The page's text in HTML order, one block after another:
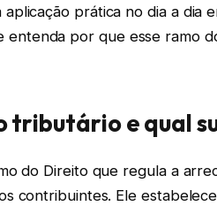
prática no dia a dia
entenda por que esse ramo
tributário e qual
do Direito que regula a
contribuintes. Ele